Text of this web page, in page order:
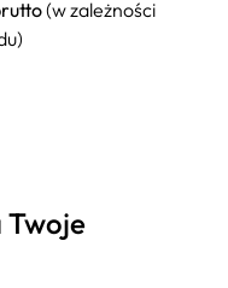
(w zależności
Twoje